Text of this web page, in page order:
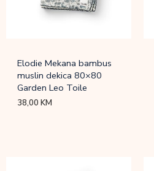
Elodie Mekana bambus
muslin dekica 80×80
Garden Leo Toile
38,00KM